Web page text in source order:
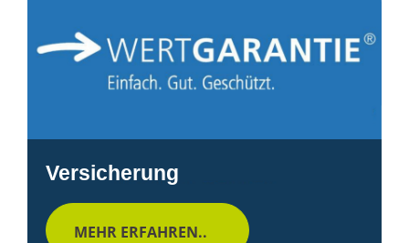
Versicherung
MEHR ERFAHREN..